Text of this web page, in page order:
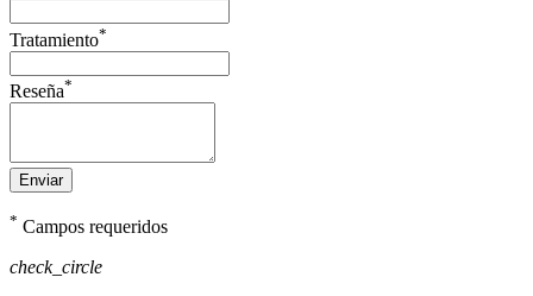
Tratamiento*
Reseña*
Enviar
* Campos requeridos
check_circle